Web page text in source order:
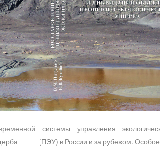
системы управления
(ПЭУ) в России и за рубежом. Особое